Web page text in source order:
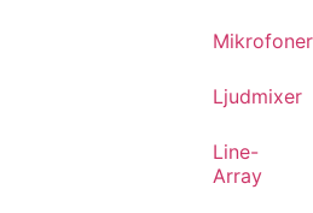
Mikrofoner
Ljudmixer
Line-
Array